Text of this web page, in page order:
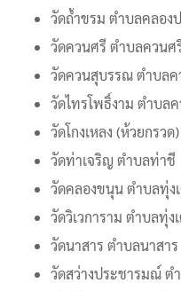
วัดถ้ำขรม ตำบลคลอง
วัดควนศรี ตำบลควนศ
วัดควนสุบรรณ ตำบล
วัดไทรโพธิ์งาม ตำบล
วัดโกงเหลง (ห้วยกรว
วัดท่าเจริญ ตำบลท่าชี
วัดคลองขนุน ตำบลทุ่ง
วัดวิเวการาม ตำบลทุ่ง
วัดนาสาร ตำบลนาสาร
วัดสว่างประชารมณ์ ต